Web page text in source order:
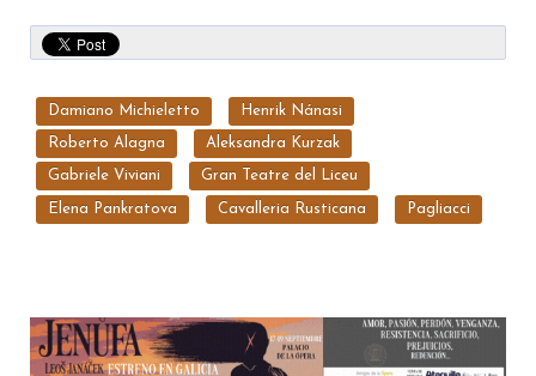
Damiano Michieletto Henrik Nánasi
Roberto Alagna Aleksandra Kurzak
Gabriele Viviani Gran Teatre del Liceu
Elena Pankratova Cavalleria Rusticana Pagliacci